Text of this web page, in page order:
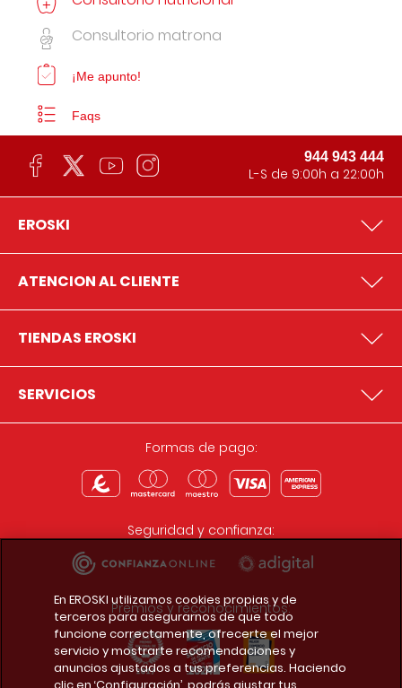
Consultorio matrona
¡Me apunto!
Faqs
944 943 444
L-S de 9:00h a 22:00h
EROSKI
ATENCION AL CLIENTE
TIENDAS EROSKI
SERVICIOS
Formas de pago:
Seguridad y confianza:
Premios y reconocimientos:
En EROSKI utilizamos cookies propias y de
terceros para asegurarnos de que todo
funcione correctamente, ofrecerte el mejor
servicio y mostrarte recomendaciones y
anuncios ajustados a tus preferencias. Haciendo
clic en ‘Configuración’, podrás ajustar tus